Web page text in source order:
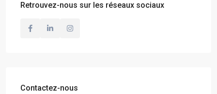
Retrouvez-nous sur les réseaux sociaux
Contactez-nous